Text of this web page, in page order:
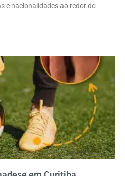
e nacionalidades ao redor do